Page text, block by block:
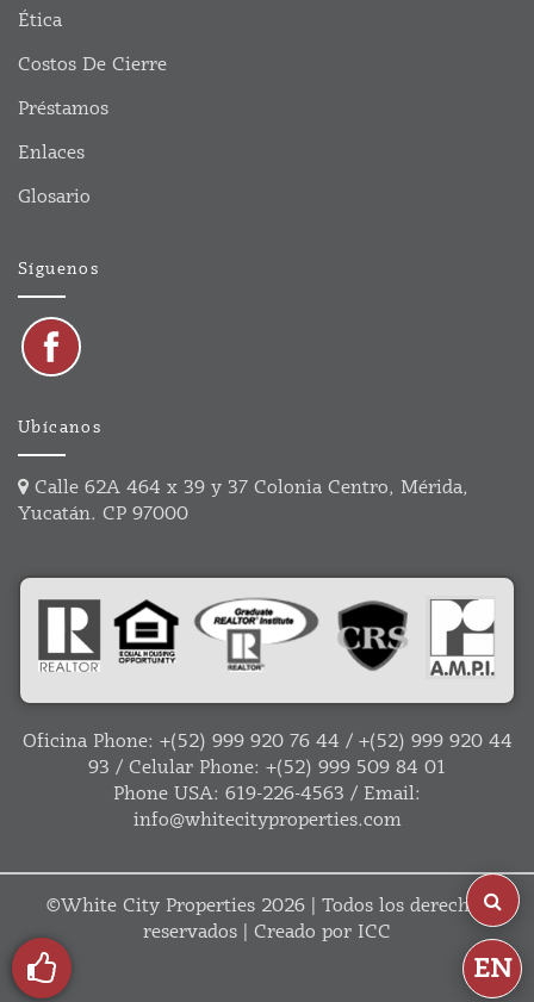
Ética
Costos De Cierre
Préstamos
Enlaces
Glosario
Síguenos
Ubícanos
Calle 62A 464 x 39 y 37 Colonia Centro, Mérida,
Yucatán. CP 97000
Oficina Phone: +(52) 999 920 76 44 / +(52) 999 920 44
93 / Celular Phone: +(52) 999 509 84 01
Phone USA: 619-226-4563 / Email:
info@whitecityproperties.com
©White City Properties 2026 | Todos los derechos
reservados | Creado por ICC
EN